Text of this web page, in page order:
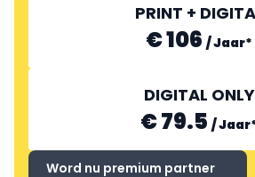
PRINT +
€ 106 /Jaar*
DIGITAL ONLY
€ 79.5 /Jaar
Word nu premium partner